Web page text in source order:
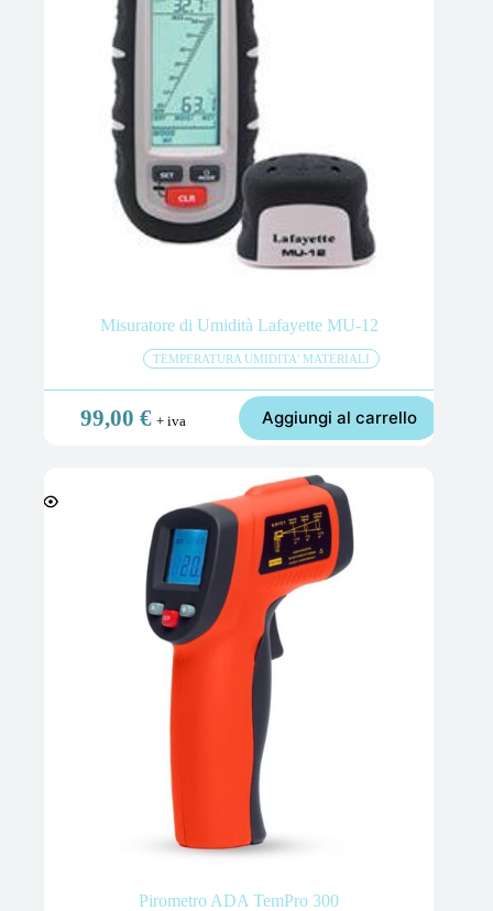
Misuratore di Umidità Lafayette MU-12
TEMPERATURA UMIDITA' MATERIALI
99,00€ + iva Aggiungi al carrello
Pirometro ADA TemPro 300